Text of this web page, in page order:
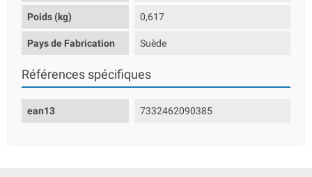
Poids (kg) 0,617
Pays de Fabrication Suède
Références spécifiques
ean13 7332462090385